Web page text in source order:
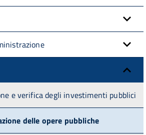
e verifica degli investimenti pubblici
delle opere pubbliche